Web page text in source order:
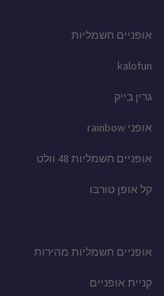
אופניים חשמליות
kalofun
גרין בייק
אופני rainbow
אופניים חשמליות 48 וולט
קל אופן טורבו
אופניים חשמליות מהירות
קניית אופניים